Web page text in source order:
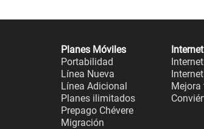
Planes Móviles
Portabilidad
Línea Nueva
Línea Adicional
Planes ilimitados
Prepago Chévere
Migración
Mejora